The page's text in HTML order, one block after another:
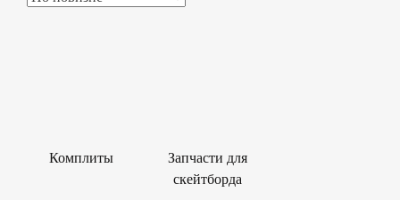
Комплиты
Запчасти для
скейтборда